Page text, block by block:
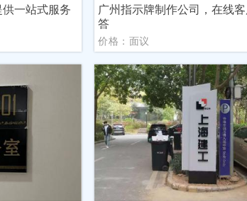
一站式服务
广州指示牌制作公司，在线
答
价格：面议